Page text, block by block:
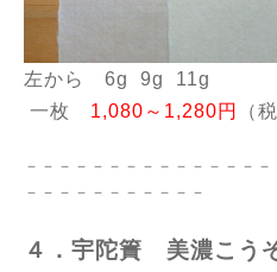
左から 6g 9g 11g
一枚 1,080～1,280円 （
－－－－－－－－－－－－－－
－－－－－－－－－－－
４．宇陀簀 美濃こう